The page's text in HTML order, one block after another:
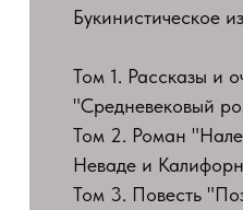
Букинистическое
Том 1. Рассказы и
"Средневековый
Том 2. Роман
Неваде и
Том 3. Повесть